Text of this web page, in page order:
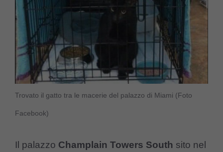
Trovato il gatto tra le macerie del palazzo di Miami (Foto
Facebook)
Il palazzo Champlain Towers South sito nel